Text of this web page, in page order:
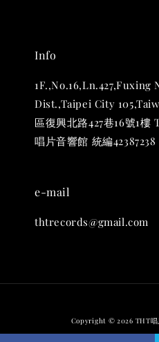
THT 九週年 唱片墊 (2
NT$ 480
Info
1F.,No.16,Ln.427,Fuxing
Dist.,Taipei City
區復興北路427巷16號1
唱片音響館 統編42387238
e-mail
thtrecords@gmail.com
Copyright © 2026 THT